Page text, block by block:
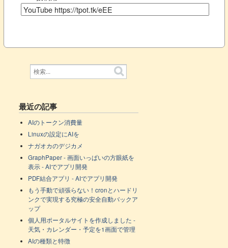
最近の記事
AIのトークン消費量
Linuxの設定にAIを
ナガオカのデジカメ
GraphPaper - 画面いっぱいの方眼紙を
表示 - AIでアプリ開発
PDF結合アプリ - AIでアプリ開発
もう手動で頑張らない！cronとハードリ
ンクで実現する究極の安全自動バックア
ップ
個人用ポータルサイトを作成しました -
天気・カレンダー・予定を1画面で管理
AIの種類と特徴